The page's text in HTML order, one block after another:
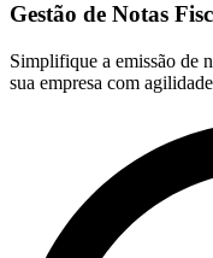
Gestão de Notas
Simplifique a emissão de
sua empresa com